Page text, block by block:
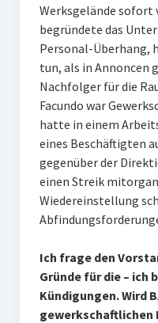
Werksgelände sofort
begründete das
Personal-Überhang,
tun, als in Annoncen
Nachfolger für die
Facundo war
hatte in einem
eines Beschäftigten
gegenüber der
einen Streik
Wiedereinstellung
Ich frage den
Gründe für die – ich
Kündigungen. Wird
gewerkschaftlichen